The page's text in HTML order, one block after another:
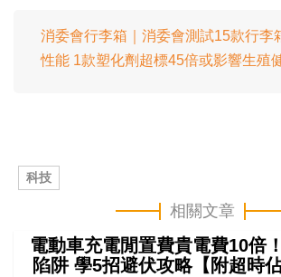
消委會行李箱｜消委會測試15款行李
性能 1款塑化劑超標45倍或影響生殖
科技
相關文章
電動車充電閒置費貴電費10倍
陷阱 學5招避伏攻略【附超時